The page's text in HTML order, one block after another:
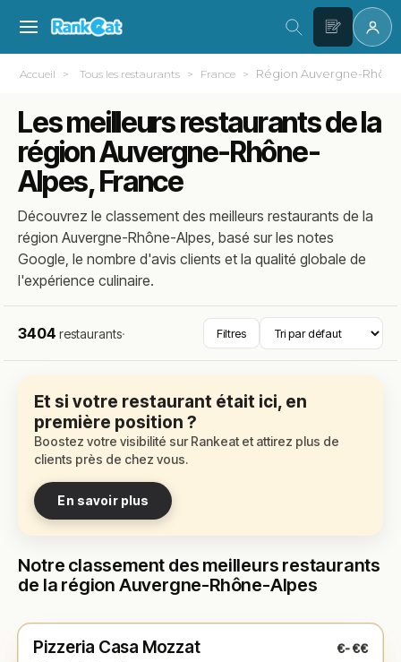
Accueil Tous les restaurants France Région Auvergne-
Les meilleurs restaurants de la
région Auvergne-Rhône-
Alpes, France
Découvrez le classement des meilleurs restaurants de la
région Auvergne-Rhône-Alpes, basé sur les notes
Google, le nombre d'avis clients et la qualité globale de
l'expérience culinaire.
3404 restaurants· Filtres
Et si votre restaurant était ici, en
première position ?
Boostez votre visibilité sur Rankeat et attirez plus de
clients près de chez vous.
En savoir plus
Notre classement des meilleurs restaurants
de la région Auvergne-Rhône-Alpes
★ N° 1
Pizzeria Casa Mozzat €-€€